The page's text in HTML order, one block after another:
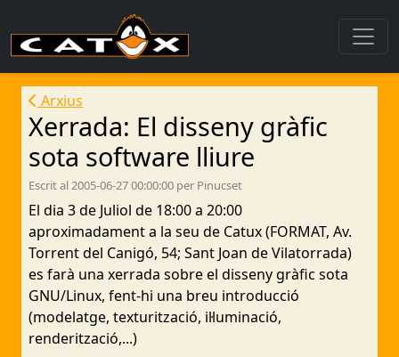
Arxius
Xerrada: El disseny gràfic
sota software lliure
Escrit al 2005-06-27 00:00:00 per Pinucset
El dia 3 de Juliol de 18:00 a 20:00
aproximadament a la seu de Catux (FORMAT, Av.
Torrent del Canigó, 54; Sant Joan de Vilatorrada)
es farà una xerrada sobre el disseny gràfic sota
GNU/Linux, fent-hi una breu introducció
(modelatge, texturització, il·luminació,
renderització,...)